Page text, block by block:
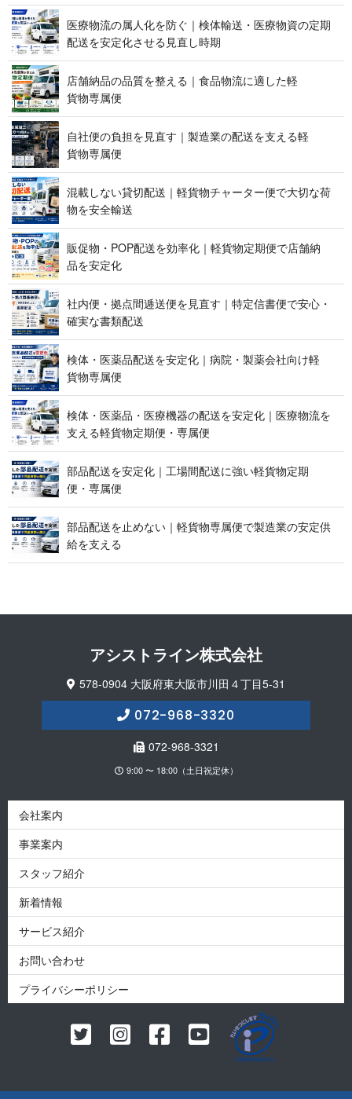
医療物流の属人化を防ぐ｜検体輸送・医療物資の定期
配送を安定化させる見 直 し 時 期
店舗納品の品質を整える｜食品物流に適した軽
貨 物 専 属 便
自社便の負担を見直す｜製造業の配送を支える軽
貨 物 専 属 便
混載しない貸切配送｜軽貨物チャーター便で大切な荷
物を 安 全 輸 送
販促物・POP配送を効率化｜軽貨物定期便で店舗納
品 を 安 定 化
社内便・拠点間逓送便を見直す｜特定信書便で安心・
確実な 書 類 配 送
検体・医薬品配送を安定化｜病院・製薬会社向け軽
貨 物 専 属 便
検体・医薬品・医療機器の配送を安定化｜医療物流を
支える軽貨物定期便 ・ 専 属 便
部品配送を安定化｜工場間配送に強い軽貨物定期
便 ・ 専 属 便
部品配送を止めない｜軽貨物専属便で製造業の安定供
給 を 支 え る
アシストライン 株 式 会 社
578-0904 大阪府東大阪市川田４丁目5-31
072-968-3320
072-968-3321
9:00 〜 18:00（土日祝定休）
会社案内
事業案内
スタッフ紹介
新着情報
サービス紹介
お問い合わせ
プライバシーポリシー